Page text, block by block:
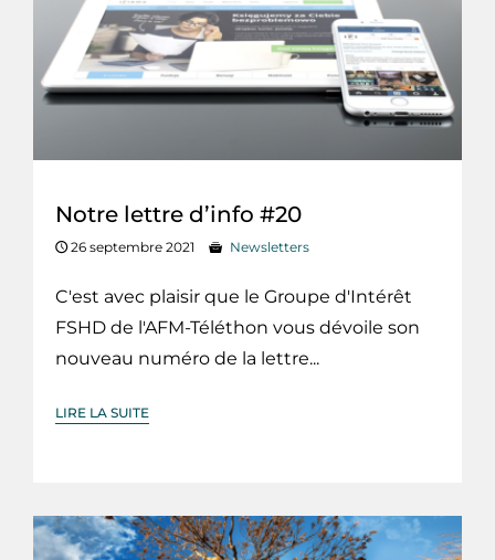
Notre lettre d’info #20
26 septembre 2021 Newsletters
C'est avec plaisir que le Groupe d'Intérêt
FSHD de l'AFM-Téléthon vous dévoile son
nouveau numéro de la lettre...
LIRE LA SUITE